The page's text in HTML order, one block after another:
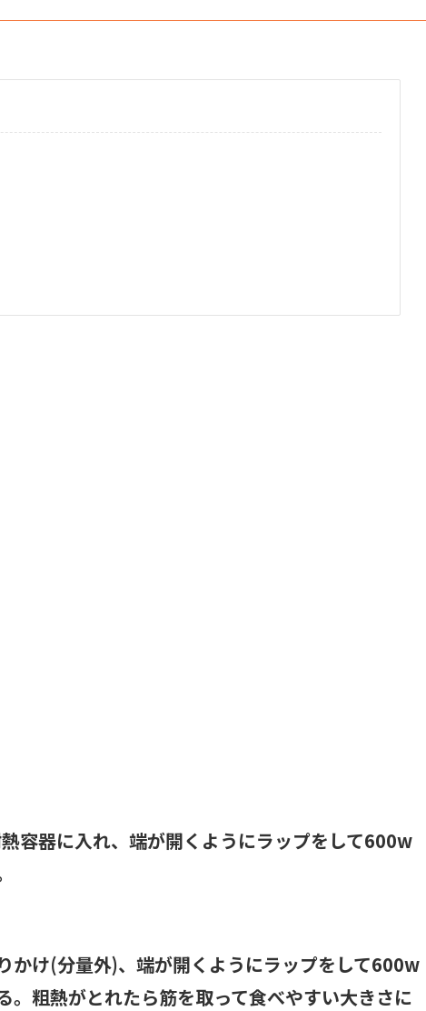
容器に入れ、端が開くようにラップをして600w
かけ(分量外)、端が開くようにラップをして600w
。粗熱がとれたら筋を取って食べやすい大きさに